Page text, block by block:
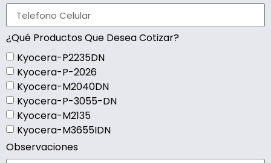
¿Qué Productos Que Desea Cotizar?
Kyocera-P2235DN
Kyocera-P-2026​
Kyocera-M2040DN​
Kyocera-P-3055-DN​
Kyocera-M2135
Kyocera-M3655IDN
Observaciones